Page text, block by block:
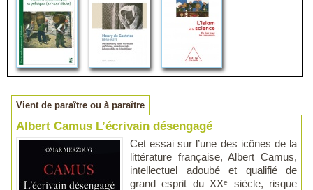
Vient de paraître ou à paraître
Albert Camus L’écrivain désengagé
Cet essai sur l’une des icônes de la
littérature française, Albert Camus,
intellectuel adoubé et qualifié de
grand esprit du XXᵉ siècle, risque